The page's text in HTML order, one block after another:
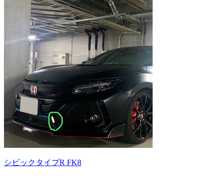
シビックタイプR FK8